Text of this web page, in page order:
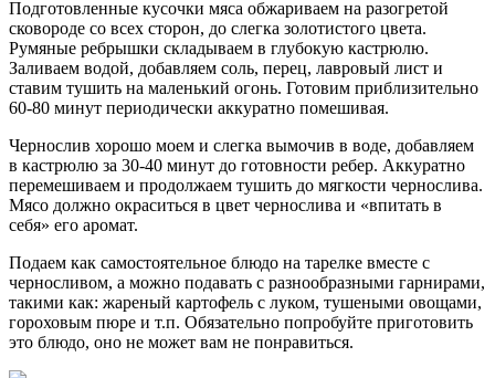
Подготовленные кусочки мяса обжариваем на разогретой
сковороде со всех сторон, до слегка золотистого цвета.
Румяные ребрышки складываем в глубокую кастрюлю.
Заливаем водой, добавляем соль, перец, лавровый лист и
ставим тушить на маленький огонь. Готовим приблизительно
60-80 минут периодически аккуратно помешивая.
Чернослив хорошо моем и слегка вымочив в воде, добавляем
в кастрюлю за 30-40 минут до готовности ребер. Аккуратно
перемешиваем и продолжаем тушить до мягкости чернослива.
Мясо должно окраситься в цвет чернослива и «впитать в
себя» его аромат.
Подаем как самостоятельное блюдо на тарелке вместе с
черносливом, а можно подавать с разнообразными гарнирами,
такими как: жареный картофель с луком, тушеными овощами,
гороховым пюре и т.п. Обязательно попробуйте приготовить
это блюдо, оно не может вам не понравиться.